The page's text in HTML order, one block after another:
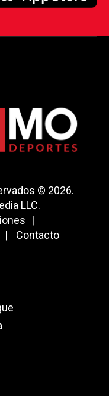
© 2026.
LLC.
Contacto